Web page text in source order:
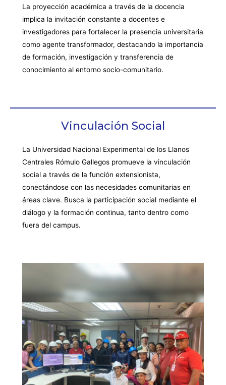
La proyección académica a través de la docencia
implica la invitación constante a docentes e
investigadores para fortalecer la presencia universitaria
como agente transformador, destacando la importancia
de formación, investigación y transferencia de
conocimiento al entorno socio-comunitario.
Vinculación Social
La Universidad Nacional Experimental de los Llanos
Centrales Rómulo Gallegos promueve la vinculación
social a través de la función extensionista,
conectándose con las necesidades comunitarias en
áreas clave. Busca la participación social mediante el
diálogo y la formación continua, tanto dentro como
fuera del campus.